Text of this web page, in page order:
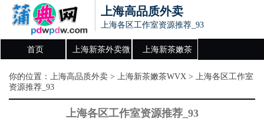
上海高品质外卖
上海各区工作室资源推荐_93
首页 上海新茶外卖微
信
上海新茶嫩茶
WVX
你的位置： 上海高品质外卖 > 上海新茶嫩茶WVX > 上海各区工作室
资源推荐_93
上海各区工作室资源推荐_93